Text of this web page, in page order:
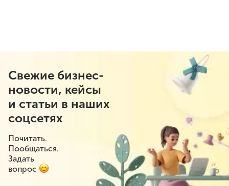
Свежие бизнес-
новости, кейсы
и статьи в наших
соцсетях
Почитать.
Пообщаться.
Задать
вопрос